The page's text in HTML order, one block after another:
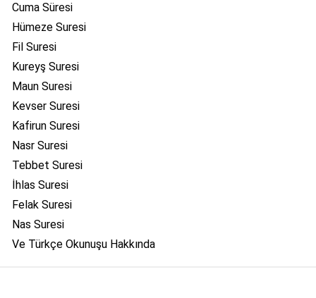
Cuma Süresi
Hümeze Suresi
Fil Suresi
Kureyş Suresi
Maun Suresi
Kevser Suresi
Kafirun Suresi
Nasr Suresi
Tebbet Suresi
İhlas Suresi
Felak Suresi
Nas Suresi
Ve Türkçe Okunuşu Hakkında